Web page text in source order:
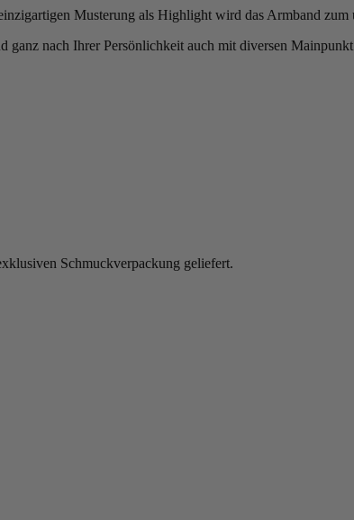
Musterung als Highlight wird das Armband zum
nach Ihrer Persönlichkeit auch mit diversen
Schmuckverpackung geliefert.